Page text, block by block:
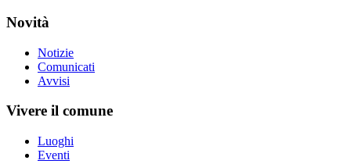
Novità
Notizie
Comunicati
Avvisi
Vivere il comune
Luoghi
Eventi